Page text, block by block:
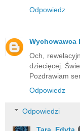
Odpowiedz
Wychowawca
Och,
dziecięcej.
Pozdrawiam
Odpowiedz
Odpowiedzi